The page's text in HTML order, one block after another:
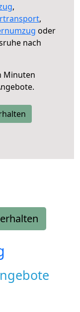
,
,
oder
nach
Minuten